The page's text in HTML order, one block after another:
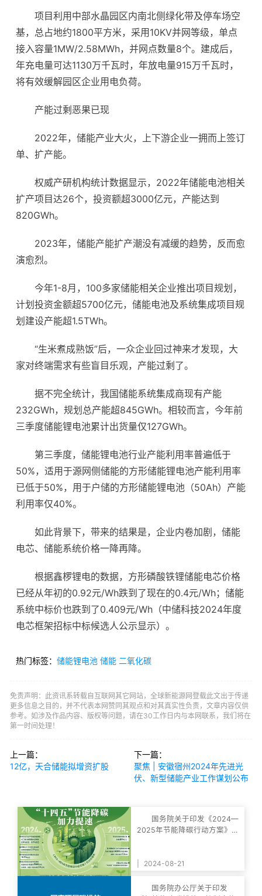
项目利用中部水晶园区内南北侧绿化带及停车场空
基，总占地约1800平方米，采用10KV并网等级，单点
接入容量1MW/2.58MWh，并网点数量8个。建成后，
年充电量可达1130万千瓦时，年放电量915万千瓦时，
将有效缓解园区企业用电负荷。
产能过剩恶果已现
2022年，储能产业大火，上下游企业一拥而上签订
单、扩产能。
权威产研机构统计数据显示，2022年储能电池相关
扩产项目达26个，投资额超3000亿元，产能达到
820GWh。
2023年，储能产能扩产潮没有减缓的趋势，反而愈
演愈烈。
今年1-8月，100多家储能相关企业推出项目规划，
计划投资金额超5700亿元，储能电池及系统集成项目规
划建设产能超1.5TWh。
“生米煮成熟饭”后，一众企业回过神来才发现，大
家对终端需求有些盲目乐观，产能过剩了。
据不完全统计，我国储能系统集成商现有产能
232GWh，规划总产能超845GWh。相较而言，今年前
三季度储能锂电池累计出货量仅127GWh。
第三季度，储能锂电池行业产能利用率普遍低于
50%，适用于源网侧储能的方形储能锂电池产能利用率
已低于50%，用于户储的方形储能锂电池（50Ah）产能
利用率仅40%。
如此背景下，带来的结果是，企业内卷加剧，储能
电芯、储能系统价格一降再降。
根据鑫椤锂电的数据，方形磷酸铁锂储能电芯价格
已经从年初的0.92元/Wh跌到了现在的0.4元/Wh；储能
系统中标价也跌到了0.409元/Wh（中储科技2024年度
电芯框架招标中标候选人公示显示）。
热门标签： 储能锂电池 储能 二氧化碳
免责声明：此资讯系转载自互联网其它网站，全球新能源网登载此文出于传递
更多信息之目的，并不代表本网赞同其观点和对其真实性负责，文章内容仅供
参考。如涉及作品内容、版权等问题，请在30工作日内与本网联系，我们将在
第一时间处理！
上一篇：
12亿，天合储能拟增资扩股
下一篇：
聚焦 | 安徽宿州2024年先进光
伏、新型储能产业工作谋划公布
国务院关于印发《2024—
2025年节能降碳行动方案》的
2024-08-21
国务院办公厅关于印发